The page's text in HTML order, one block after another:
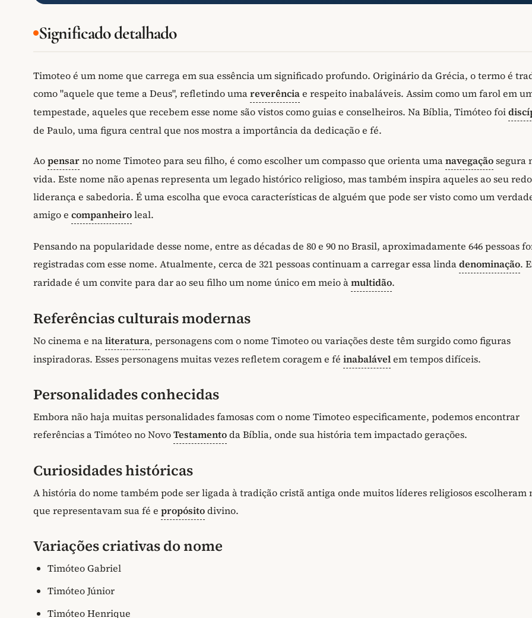
Significado detalhado
Timoteo é um nome que carrega em sua essência um significado profundo. Originário da Grécia, o termo é
como "aquele que teme a Deus", refletindo umareverênciae respeito inabaláveis. Assim como um farol em
tempestade, aqueles que recebem esse nome são vistos como guias e conselheiros. Na Bíblia, Timóteo foi
de Paulo, uma figura central que nos mostra a importância da dedicação e fé.
Aopensarno nome Timoteo para seu filho, é como escolher um compasso que orienta umanavegaçãosegura
vida. Este nome não apenas representa um legado histórico religioso, mas também inspira aqueles ao seu
liderança e sabedoria. É uma escolha que evoca características de alguém que pode ser visto como um
amigo e companheiroleal.
Pensando na popularidade desse nome, entre as décadas de 80 e 90 no Brasil, aproximadamente 646 pessoas
registradas com esse nome. Atualmente, cerca de 321 pessoas continuam a carregar essa lindadenominação.
raridade é um convite para dar ao seu filho um nome único em meio àmultidão.
Referências culturais modernas
No cinema e naliteratura, personagens com o nome Timoteo ou variações deste têm surgido como figuras
inspiradoras. Esses personagens muitas vezes refletem coragem e fé inabalávelem tempos difíceis.
Personalidades conhecidas
Embora não haja muitas personalidades famosas com o nome Timoteo especificamente, podemos encontrar
referências a Timóteo no NovoTestamentoda Bíblia, onde sua história tem impactado gerações.
Curiosidades históricas
A história do nome também pode ser ligada à tradição cristã antiga onde muitos líderes religiosos escolheram
que representavam sua fé e propósitodivino.
Variações criativas do nome
Timóteo Gabriel
Timóteo Júnior
Timóteo Henrique